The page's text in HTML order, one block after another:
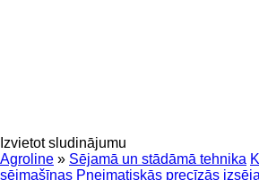
Izvietot sludinājumu
Agroline » Sējamā un stādāmā tehnika
sējmašīnas Pneimatiskās precīzās